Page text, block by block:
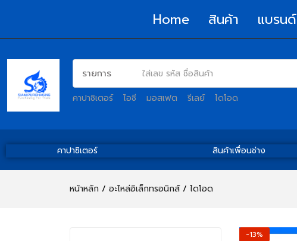
Home สินค้า แบรนด์
คาปาซิเตอร์ ไอซี มอสเฟต รีเลย์ ไดโอด
คาปาซิเตอร์ สินค้าเพื่อนช่าง
หน้าหลัก อะไหล่อิเล็กทรอนิกส์ ไดโอด
-13%